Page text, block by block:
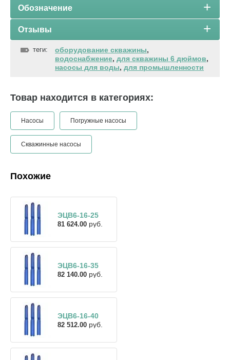
Обозначение
Отзывы
теги: оборудование скважины,
водоснабжение, для скважины 6 дюймов,
насосы для воды, для промышленности
Товар находится в категориях:
Насосы Погружные насосы
Скважинные насосы
Похожие
ЭЦВ6-16-25
81 624.00 руб.
ЭЦВ6-16-35
82 140.00 руб.
ЭЦВ6-16-40
82 512.00 руб.